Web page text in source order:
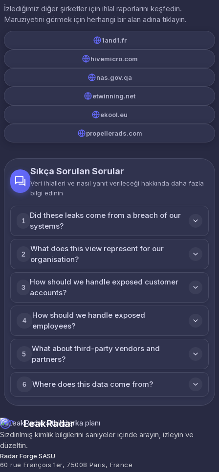
İzlediğimiz diğer şirketler için ihlal raporlarını keşfedin.
Maruziyetini görmek için herhangi bir alan adına tıklayın.
1and1.fr
hivemicro.com
nas.gov.qa
etwinning.net
ekool.eu
propellerads.com
Sıkça Sorulan Sorular
Veri ihlalleri ve nasıl yanıt verileceği hakkında daha fazla
bilgi edinin
1
Did these leaks come from a breach of our
systems?
2
What does this view represent for our
organisation?
3
How should we handle exposed customer
accounts?
4
How should we handle exposed
employees?
5
What about third-party vendors and
partners?
6 Where does this data come from?
LeakRadar
Sızdırılmış kimlik bilgilerini saniyeler içinde arayın, izleyin ve
düzeltin.
Radar Forge SASU
60 rue François 1er, 75008 Paris, France